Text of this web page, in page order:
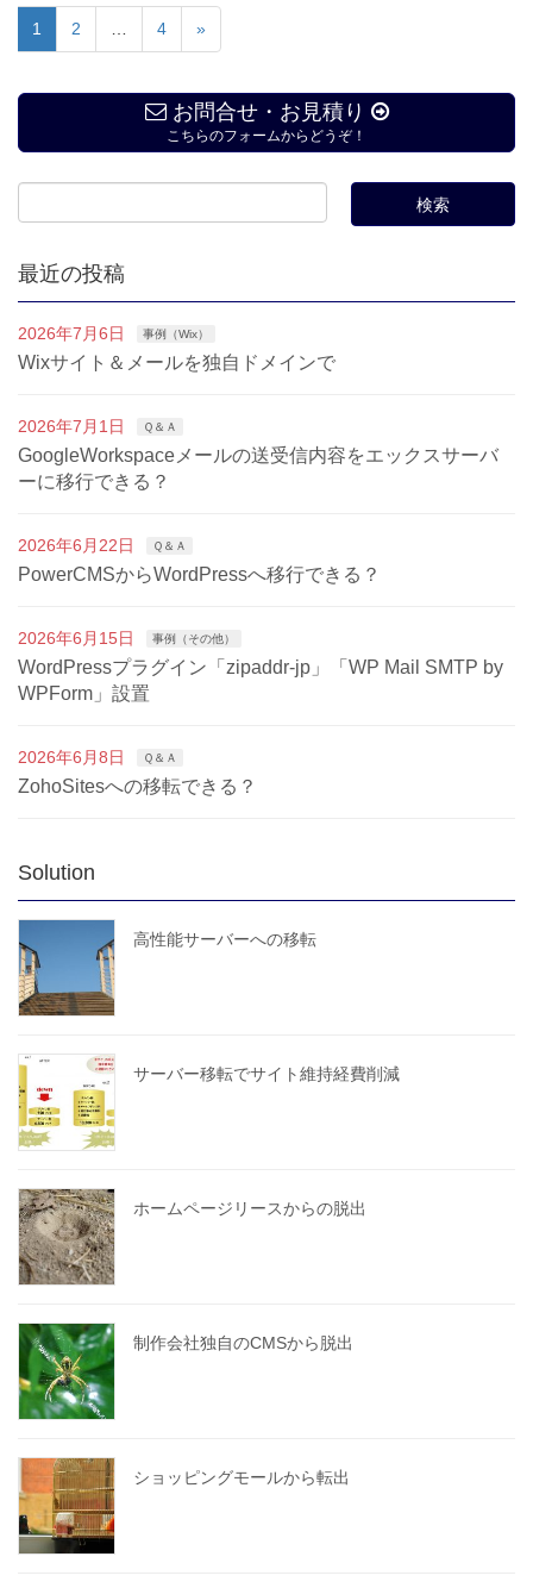
1 2 4 »
お問合せ・お見積り
こちらのフォームからどうぞ！
最近の投稿
2026年7月6日 事例（Wix）
Wixサイト＆メールを独自ドメインで
2026年7月1日 Ｑ＆Ａ
GoogleWorkspaceメールの送受信内容をエックスサーバ
ーに移行できる？
2026年6月22日 Ｑ＆Ａ
PowerCMSからWordPressへ移行できる？
2026年6月15日 事例（その他）
WordPressプラグイン「zipaddr-jp」「WP Mail SMTP by
WPForm」設置
2026年6月8日 Ｑ＆Ａ
ZohoSitesへの移転できる？
Solution
高性能サーバーへの移転
サーバー移転でサイト維持経費削減
ホームページリースからの脱出
制作会社独自のCMSから脱出
ショッピングモールから転出